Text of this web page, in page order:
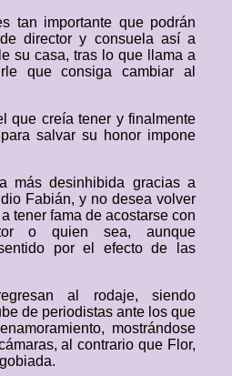
tan importante que podrán
director y consuela así a
su casa, tras lo que llama a
que consiga cambiar al
que creía tener y finalmente
salvar su honor impone
más desinhibida gracias a
Fabián, y no desea volver
tener fama de acostarse con
o quien sea, aunque
por el efecto de las
al rodaje, siendo
de periodistas ante los que
mostrándose
al contrario que Flor,